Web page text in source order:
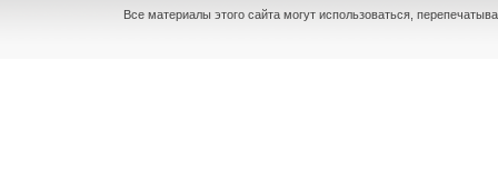
Все материалы этого сайта могут использоваться,